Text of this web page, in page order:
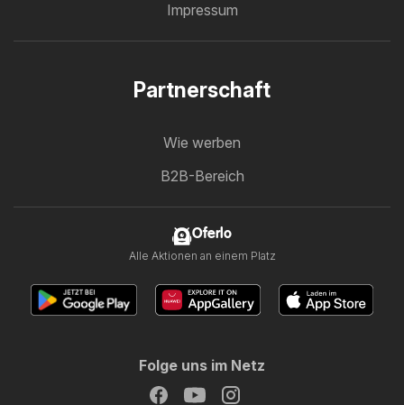
Impressum
Partnerschaft
Wie werben
B2B-Bereich
Oferlo
Alle Aktionen an einem Platz
Folge uns im Netz